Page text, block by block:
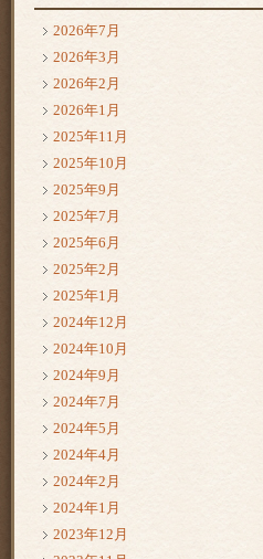
2026年7月
2026年3月
2026年2月
2026年1月
2025年11月
2025年10月
2025年9月
2025年7月
2025年6月
2025年2月
2025年1月
2024年12月
2024年10月
2024年9月
2024年7月
2024年5月
2024年4月
2024年2月
2024年1月
2023年12月